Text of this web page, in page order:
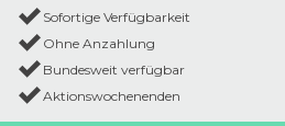
Sofortige Verfügbarkeit
Ohne Anzahlung
Bundesweit verfügbar
Aktionswochenenden